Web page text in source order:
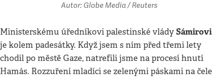
Autor: Globe Media / Reuters
Ministerskému úředníkovi palestinské vládySámirovi
je kolem padesátky. Když jsem s ním před třemi lety
chodil po městě Gaze, natrefili jsme na procesí hnutí
Hamás. Rozzuření mladíci se zelenými páskami na čele